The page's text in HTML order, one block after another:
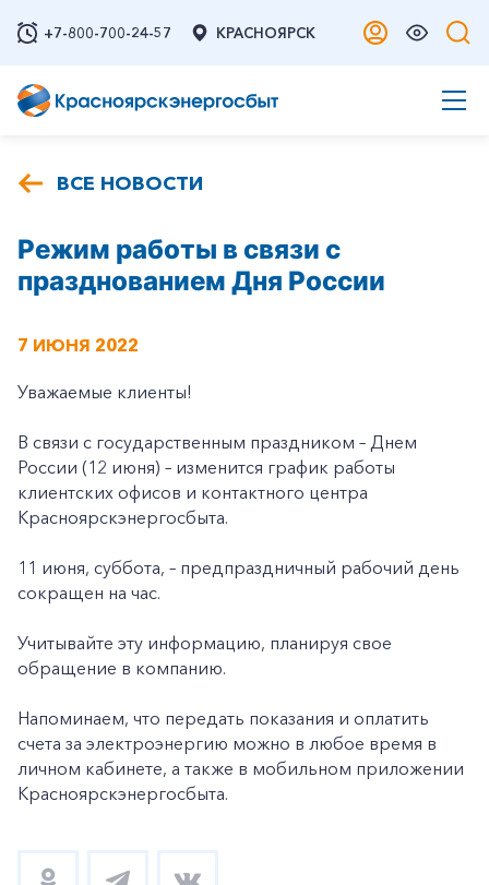
+7-800-700-24-57 КРАСНОЯРСК
ВСЕ НОВОСТИ
Режим работы в связи с
празднованием Дня России
7 ИЮНЯ 2022
Уважаемые клиенты!
В связи с государственным праздником – Днем
России (12 июня) – изменится график работы
клиентских офисов и контактного центра
Красноярскэнергосбыта.
11 июня, суббота, – предпраздничный рабочий день
сокращен на час.
Учитывайте эту информацию, планируя свое
обращение в компанию.
Напоминаем, что передать показания и оплатить
счета за электроэнергию можно в любое время в
личном кабинете, а также в мобильном приложении
Красноярскэнергосбыта.